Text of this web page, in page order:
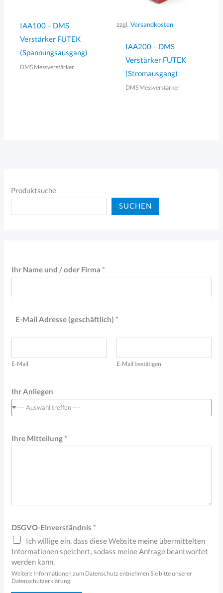
IAA100 – DMS
Verstärker FUTEK
(Spannungsausgang)
DMS Messverstärker
zzgl. Versandkosten
IAA200 – DMS
Verstärker FUTEK
(Stromausgang)
DMS Messverstärker
Produktsuche
SUCHEN
Ihr Name und / oder Firma *
E-Mail Adresse (geschäftlich) *
E-Mail E-Mail bestätigen
Ihr Anliegen
--- Auswahl treffen ---
n
r
a
M
i
t
Ihre Mitteilung *
DSGVO-Einverständnis *
Ich willige ein, dass diese Website meine übermittelten
Informationen speichert, sodass meine Anfrage beantwortet
werden kann.
Weitere Informationen zum Datenschutz entnehmen Sie bitte unserer
Datenschutzerklärung.